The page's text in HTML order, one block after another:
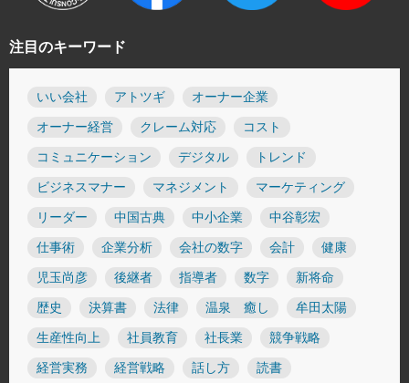
注目のキーワード
いい会社 アトツギ オーナー企業
オーナー経営 クレーム対応 コスト
コミュニケーション デジタル トレンド
ビジネスマナー マネジメント マーケティング
リーダー 中国古典 中小企業 中谷彰宏
仕事術 企業分析 会社の数字 会計 健康
児玉尚彦 後継者 指導者 数字 新将命
歴史 決算書 法律 温泉 癒し 牟田太陽
生産性向上 社員教育 社長業 競争戦略
経営実務 経営戦略 話し方 読書